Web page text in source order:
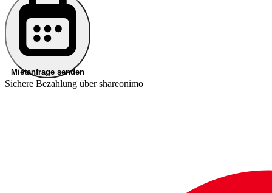
Mietanfrage senden
Sichere Bezahlung über shareonimo